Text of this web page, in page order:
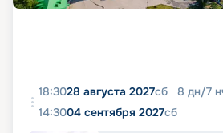
18:3028 августа 2027сб 8 дн/7
14:3004 сентября 2027сб